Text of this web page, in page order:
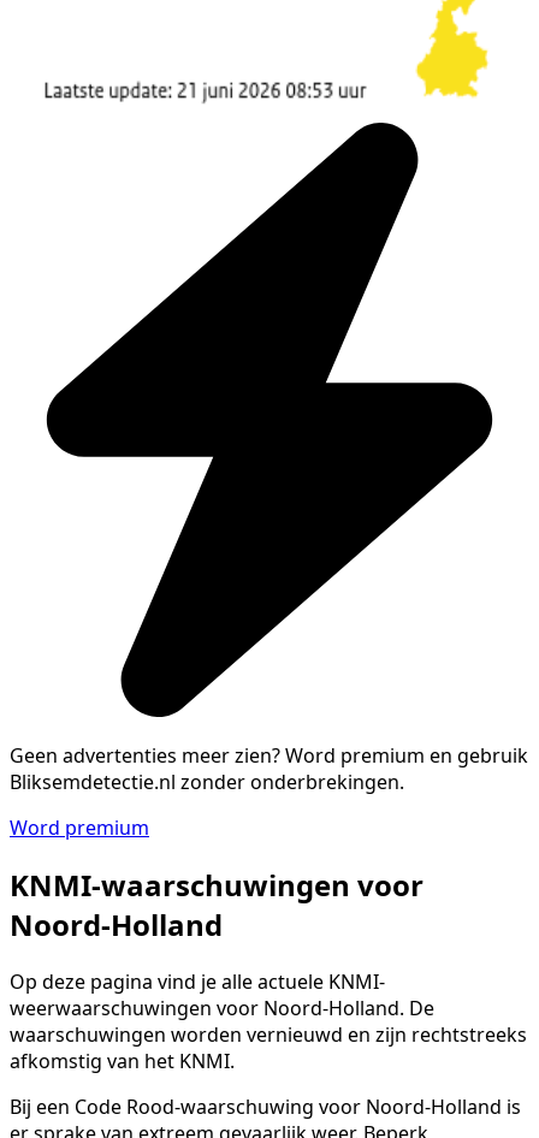
Geen advertenties meer zien?Word premium en gebruik
Bliksemdetectie.nl zonder onderbrekingen.
Word premium
KNMI-waarschuwingen voor
Noord-Holland
Op deze pagina vind je alle actuele KNMI-
weerwaarschuwingen voor Noord-Holland. De
waarschuwingen worden vernieuwd en zijn rechtstreeks
afkomstig van het KNMI.
Bij een Code Rood-waarschuwing voor Noord-Holland is